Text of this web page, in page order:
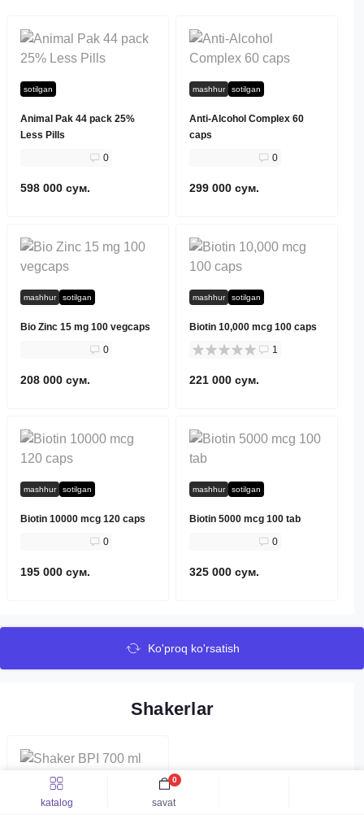
katalog savat
0
sotilgan
Animal Pak 44 pack 25%
Less Pills
0
598 000 сум.
mashhur sotilgan
Anti-Alcohol Complex 60
caps
0
299 000 сум.
mashhur sotilgan
Bio Zinc 15 mg 100 vegcaps
0
208 000 сум.
mashhur sotilgan
Biotin 10,000 mcg 100 caps
1
221 000 сум.
mashhur sotilgan
Biotin 10000 mcg 120 caps
0
195 000 сум.
mashhur sotilgan
Biotin 5000 mcg 100 tab
0
325 000 сум.
Ko'proq ko'rsatish
Shakerlar
mashhur sotilgan